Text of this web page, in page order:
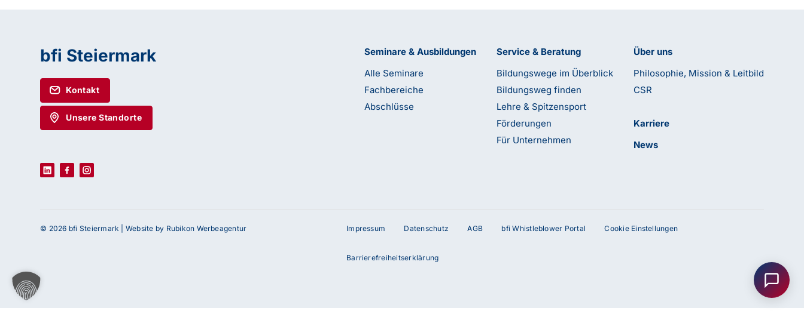
bfi Steiermark
Kontakt
Unsere Standorte
Über uns
Philosophie, Mission & Leitbild
CSR
Karriere
News
Service & Beratung
Bildungswege im Überblick
Bildungsweg finden
Lehre & Spitzensport
Förderungen
Für Unternehmen
Seminare & Ausbildungen
Alle Seminare
Fachbereiche
Abschlüsse
© 2026 bfi Steiermark | Website by Rubikon Werbeagentur Impressum Datenschutz AGB bfi Whistleblower Portal Cookie Einstellungen
Barrierefreiheitserklärung